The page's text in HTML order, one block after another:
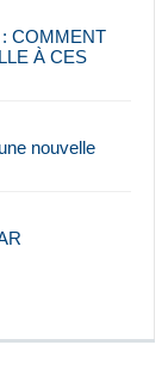
COMMENT
À CES
nouvelle